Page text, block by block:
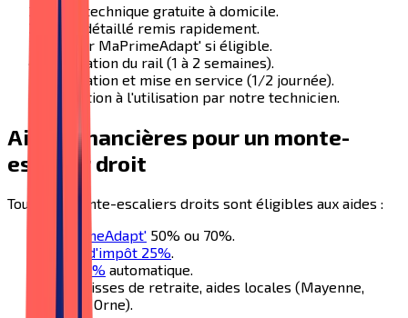
Visite technique gratuite à domicile.
Devis détaillé remis rapidement.
Dossier MaPrimeAdapt' si éligible.
Fabrication du rail (1 à 2 semaines).
Installation et mise en service (1/2 journée).
Formation à l'utilisation par notre technicien.
Aides financières pour un monte-
escalier droit
Tous nos monte-escaliers droits sont éligibles aux aides :
MaPrimeAdapt' 50% ou 70%.
Crédit d'impôt 25%
TVA 5,5% automatique.
APA, caisses de retraite, aides locales (Mayenne,
Sarthe, Orne).